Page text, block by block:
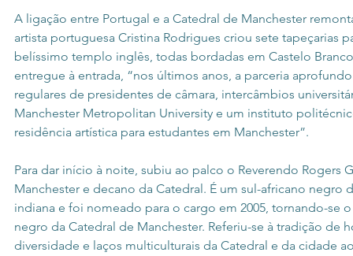
A ligação entre Portugal e a Catedral de Manchester
artista portuguesa Cristina Rodrigues criou sete tapeçarias
belíssimo templo inglês, todas bordadas em Castelo
entregue à entrada, “nos últimos anos, a parceria
regulares de presidentes de câmara, intercâmbios
Manchester Metropolitan University e um instituto
residência artística para estudantes em Manchester”.
Para dar início à noite, subiu ao palco o Reverendo Rogers
Manchester e decano da Catedral. É um sul-africano negro
indiana e foi nomeado para o cargo em 2005, tornando-se
negro da Catedral de Manchester. Referiu-se à tradição de
diversidade e laços multiculturais da Catedral e da cidade